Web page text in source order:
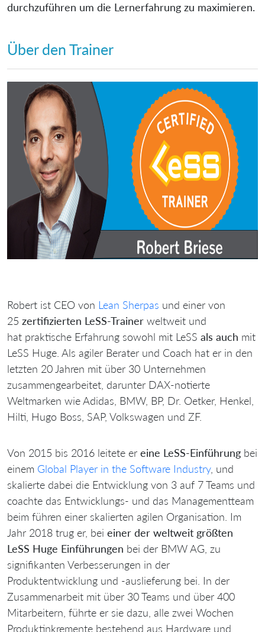
durchzuführen um die Lernerfahrung zu maximieren.
Über den Trainer
Robert ist CEO von Lean Sherpas und einer von
25 zertifizierten LeSS-Trainer weltweit und
hat praktische Erfahrung sowohl mit LeSS als auch mit
LeSS Huge. Als agiler Berater und Coach hat er in den
letzten 20 Jahren mit über 30 Unternehmen
zusammengearbeitet, darunter DAX-notierte
Weltmarken wie Adidas, BMW, BP, Dr. Oetker, Henkel,
Hilti, Hugo Boss, SAP, Volkswagen und ZF.
Von 2015 bis 2016 leitete er eine LeSS-Einführung bei
einem Global Player in the Software Industry, und
skalierte dabei die Entwicklung von 3 auf 7 Teams und
coachte das Entwicklungs- und das Managementteam
beim führen einer skalierten agilen Organisation. Im
Jahr 2018 trug er, bei einer der weltweit größten
LeSS Huge Einführungen bei der BMW AG, zu
signifikanten Verbesserungen in der
Produktentwicklung und -auslieferung bei. In der
Zusammenarbeit mit über 30 Teams und über 400
Mitarbeitern, führte er sie dazu, alle zwei Wochen
Produktinkremente bestehend aus Hardware und